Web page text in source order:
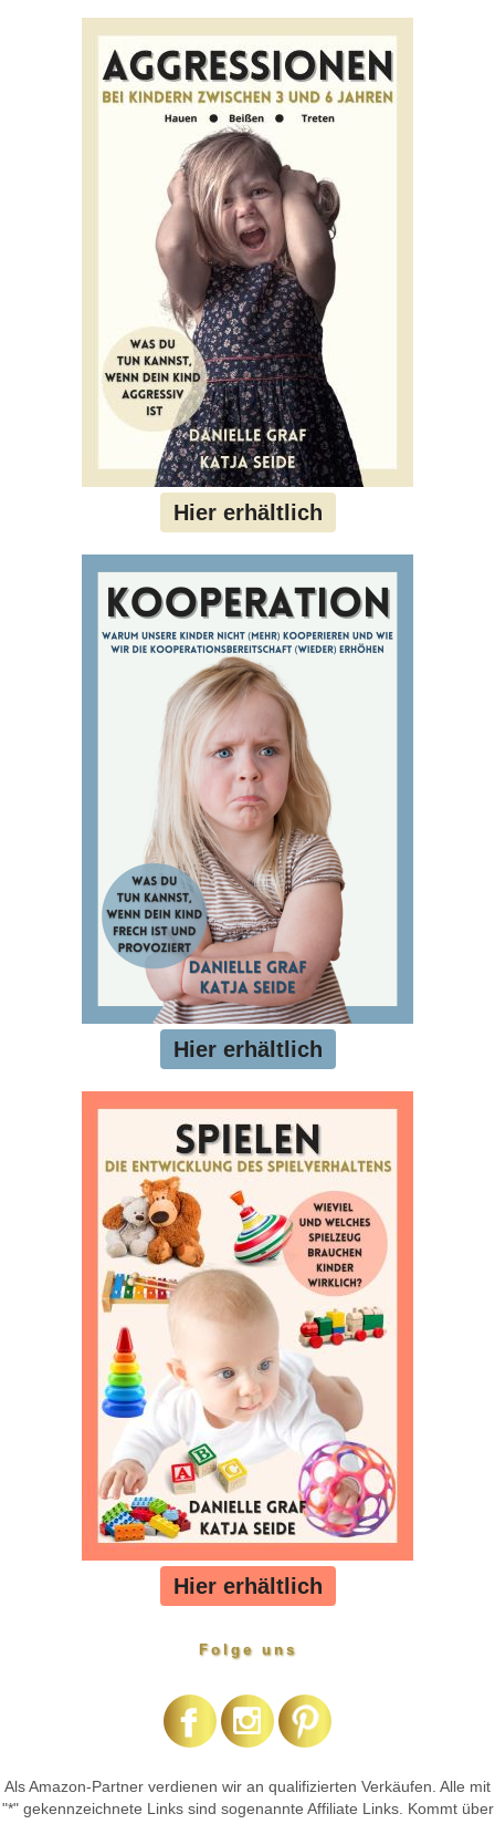
Hier erhältlich
Hier erhältlich
Hier erhältlich
Folge uns
Als Amazon-Partner verdienen wir an qualifizierten Verkäufen. Alle mit
"*" gekennzeichnete Links sind sogenannte Affiliate Links. Kommt über